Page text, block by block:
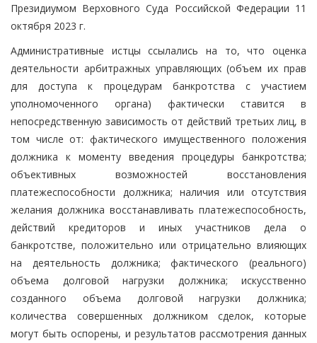
Президиумом Верховного Суда Российской Федерации 11
октября 2023 г.
Административные истцы ссылались на то, что оценка
деятельности арбитражных управляющих (объем их прав
для доступа к процедурам банкротства с участием
уполномоченного органа) фактически ставится в
непосредственную зависимость от действий третьих лиц, в
том числе от: фактического имущественного положения
должника к моменту введения процедуры банкротства;
объективных возможностей восстановления
платежеспособности должника; наличия или отсутствия
желания должника восстанавливать платежеспособность,
действий кредиторов и иных участников дела о
банкротстве, положительно или отрицательно влияющих
на деятельность должника; фактического (реального)
объема долговой нагрузки должника; искусственно
созданного объема долговой нагрузки должника;
количества совершенных должником сделок, которые
могут быть оспорены, и результатов рассмотрения данных